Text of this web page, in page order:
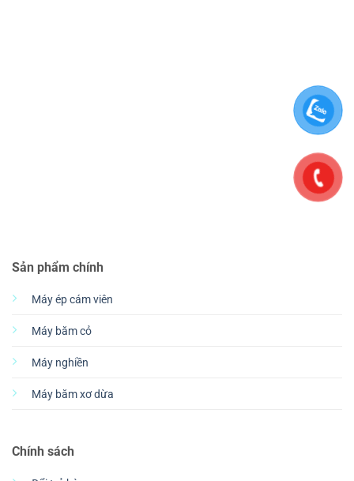
Sản phẩm chính
Máy ép cám viên
Máy băm cỏ
Máy nghiền
Máy băm xơ dừa
Chính sách